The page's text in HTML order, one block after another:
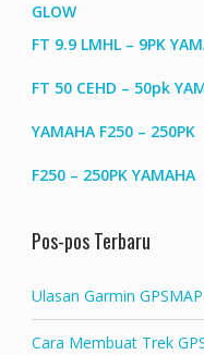
GLOW
FT 9.9 LMHL – 9PK
FT 50 CEHD – 50pk
YAMAHA F250 – 250PK
F250 – 250PK YAMAHA
Pos-pos Terbaru
Ulasan Garmin
Cara Membuat Trek